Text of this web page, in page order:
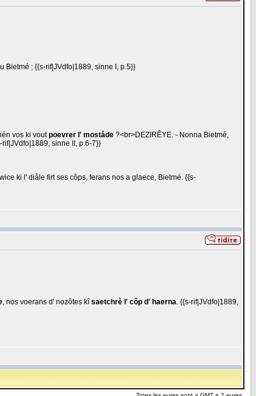
Bietmé ; {{s-rif|JVdfo|1889, sinne I, p.5}}
vos ki voutpoevrer l' moståde ?<br>DEZIRÊYE. - Nonna Bietmé,
sinne II, p.6-7}}
ki l' diåle firt ses côps, ferans nos a glaece, Bietmé. {{s-
, nos voerans d' nozôtes kîsaetchrè l' côp d' haerna. {{s-rif|JVdfo|1889,